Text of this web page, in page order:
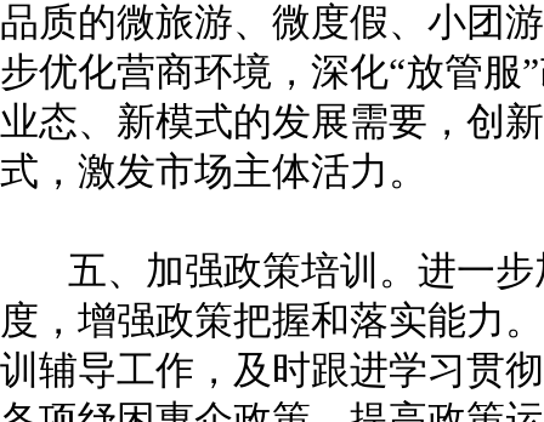
品质的微旅游、微度假、小团
步优化营商环境，深化“放管服
业态、新模式的发展需要，创
式，激发市场主体活力。
五、加强政策培训。进一步
度，增强政策把握和落实能力
训辅导工作，及时跟进学习贯